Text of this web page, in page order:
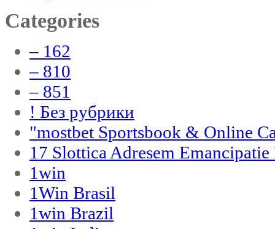
Categories
– 162
– 810
– 851
! Без рубрики
"‎mostbet Sportsbook & Online
17 Slottica Adresem
1win
1Win Brasil
1win Brazil